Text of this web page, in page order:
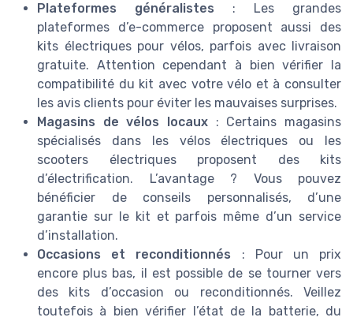
Plateformes généralistes : Les grandes
plateformes d’e-commerce proposent aussi des
kits électriques pour vélos, parfois avec livraison
gratuite. Attention cependant à bien vérifier la
compatibilité du kit avec votre vélo et à consulter
les avis clients pour éviter les mauvaises surprises.
Magasins de vélos locaux : Certains magasins
spécialisés dans les vélos électriques ou les
scooters électriques proposent des kits
d’électrification. L’avantage ? Vous pouvez
bénéficier de conseils personnalisés, d’une
garantie sur le kit et parfois même d’un service
d’installation.
Occasions et reconditionnés : Pour un prix
encore plus bas, il est possible de se tourner vers
des kits d’occasion ou reconditionnés. Veillez
toutefois à bien vérifier l’état de la batterie, du